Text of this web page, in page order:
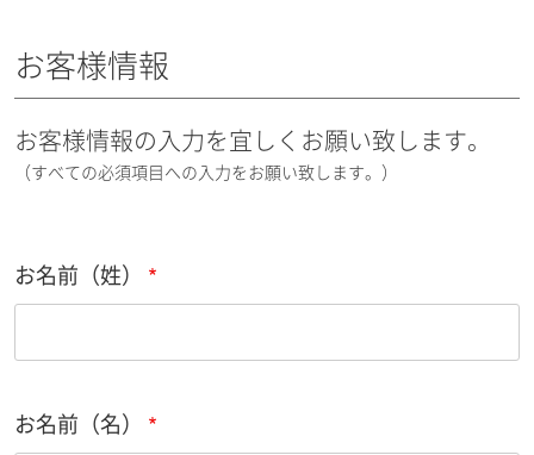
お客様情報
お客様情報の入力を宜しくお願い致します。
（すべての必須項目への入力をお願い致します。）
お名前（姓）
お名前（名）